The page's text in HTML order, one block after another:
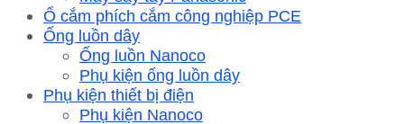
Ổ cắm phích cắm công nghiệp PCE
Ống luồn dây
Ống luồn Nanoco
Phụ kiện ống luồn dây
Phụ kiện thiết bị điện
Phụ kiện Nanoco